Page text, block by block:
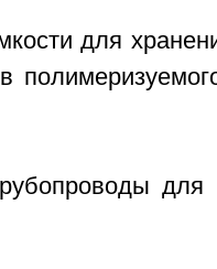
для
для